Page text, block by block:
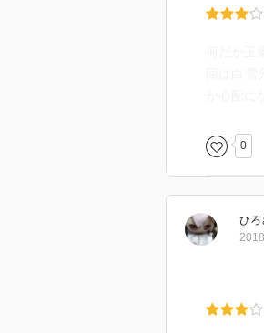
0
ひろ